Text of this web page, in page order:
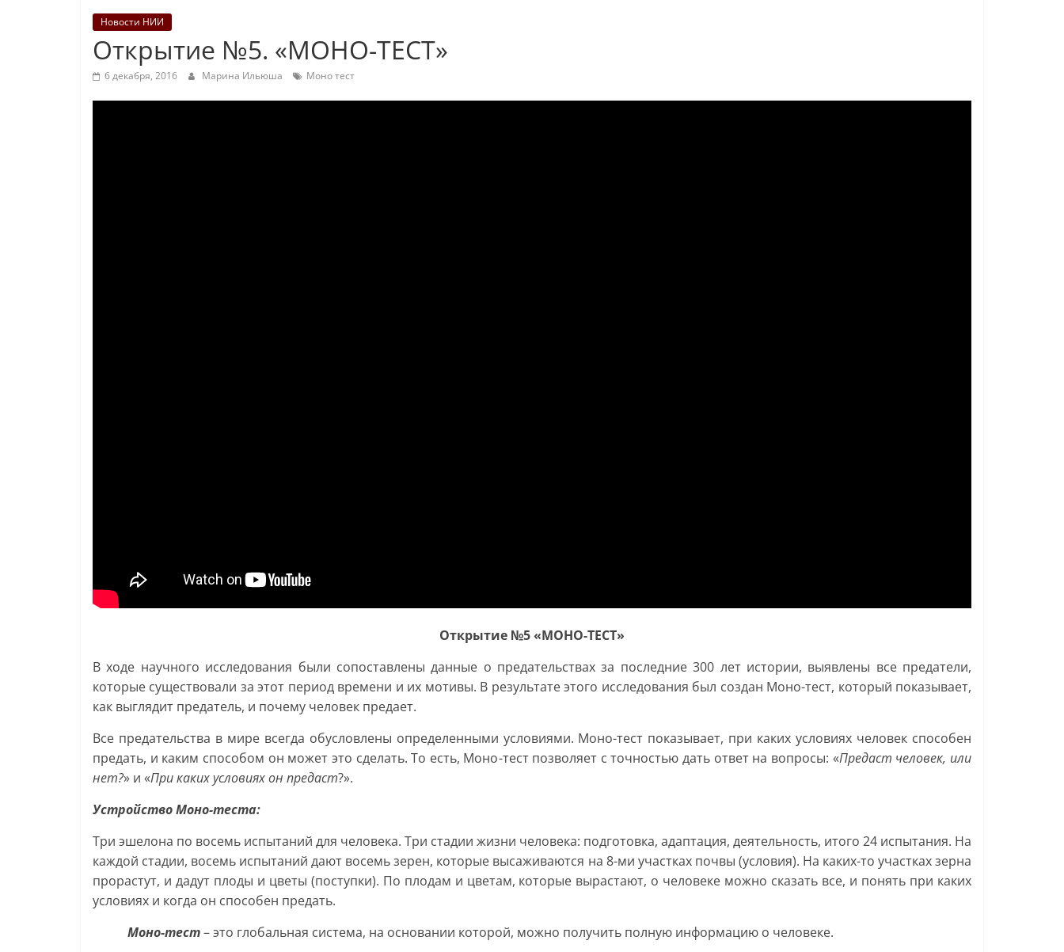
Новости НИИ
Открытие №5. «МОНО-ТЕСТ»
6 декабря, 2016 Марина Ильюша Моно тест
Открытие №5 «МОНО-ТЕСТ»
В ходе научного исследования были сопоставлены данные о предательствах за последние 300 лет истории, выявлены все предатели,
которые существовали за этот период времени и их мотивы. В результате этого исследования был создан Моно-тест, который показывает,
как выглядит предатель, и почему человек предает.
Все предательства в мире всегда обусловлены определенными условиями. Моно-тест показывает, при каких условиях человек способен
предать, и каким способом он может это сделать. То есть, Моно-тест позволяет с точностью дать ответ на вопросы: «Предаст человек, или
нет?» и «При каких условиях он предаст?».
Устройство Моно-теста:
Три эшелона по восемь испытаний для человека. Три стадии жизни человека: подготовка, адаптация, деятельность, итого 24 испытания. На
каждой стадии, восемь испытаний дают восемь зерен, которые высаживаются на 8-ми участках почвы (условия). На каких-то участках зерна
прорастут, и дадут плоды и цветы (поступки). По плодам и цветам, которые вырастают, о человеке можно сказать все, и понять при каких
условиях и когда он способен предать.
Моно-тест– это глобальная система, на основании которой, можно получить полную информацию о человеке.